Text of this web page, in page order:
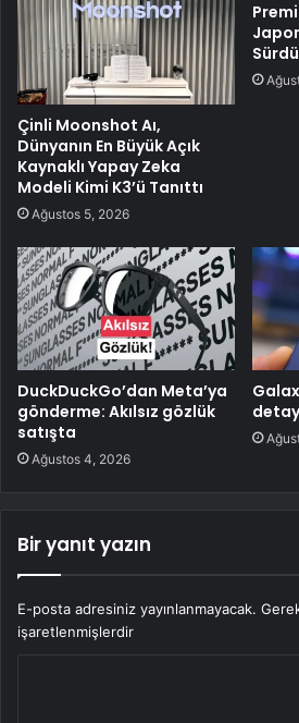
Çinli Moonshot Aı,
Dünyanın En Büyük Açık
Kaynaklı Yapay Zeka
Modeli Kimi K3’ü Tanıttı
Ağustos 5, 2026
Sürdü
DuckDuckGo’dan Meta’ya
gönderme: Akılsız gözlük
satışta
Ağustos 4, 2026
Bir yanıt yazın
E-posta adresiniz yayınlanmayacak.
işaretlenmişlerdir